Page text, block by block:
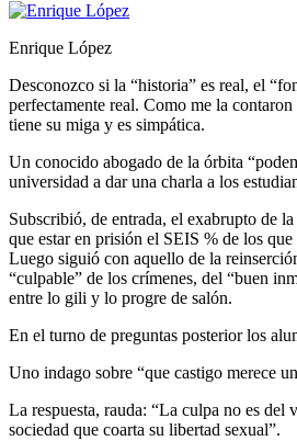
Enrique López
Desconozco si la “historia” es real, el
perfectamente real. Como me la
tiene su miga y es simpática.
Un conocido abogado de la órbita
universidad a dar una charla a los
Subscribió, de entrada, el exabrupto de
que estar en prisión el SEIS % de los que
Luego siguió con aquello de la
“culpable” de los crímenes, del “buen
entre lo gili y lo progre de salón.
En el turno de preguntas posterior los
Uno indago sobre “que castigo merece
La respuesta, rauda: “La culpa no es del
sociedad que coarta su libertad sexual”.